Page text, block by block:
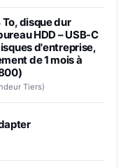
disque dur
HDD – USB-C
d'entreprise,
de 1 mois à
Tiers)